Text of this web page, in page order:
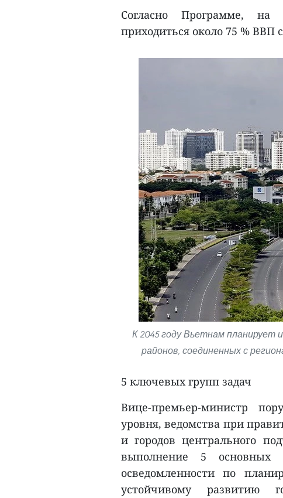
Согласно Программе,
приходиться около 75 % ВВП
К 2045 году Вьетнам планирует
районов, соединенных с
5 ключевых групп задач
Вице-премьер-министр
уровня, ведомства при
и городов центрального
выполнение 5 основных
осведомленности по
устойчивому развитию